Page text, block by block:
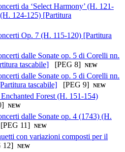
da ‘Select Harmony’ (H. 121-
124-125) [Partitura
Op. 7 (H. 115-120) [Partitura
dalle Sonate op. 5 di Corelli nn.
tascabile] [PEG 8] NEW
dalle Sonate op. 5 di Corelli nn.
tascabile] [PEG 9] NEW
Forest (H. 151-154)
NEW
dalle Sonate op. 4 (1743) (H.
11] NEW
con variazioni composti per il
12] NEW